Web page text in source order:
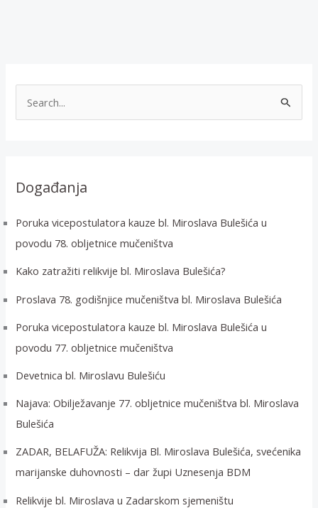
:Događanja
Poruka vicepostulatora kauze bl. Miroslava Bulešića u
povodu 78. obljetnice mučeništva
Kako zatražiti relikvije bl. Miroslava Bulešića?
Proslava 78. godišnjice mučeništva bl. Miroslava Bulešića
Poruka vicepostulatora kauze bl. Miroslava Bulešića u
povodu 77. obljetnice mučeništva
Devetnica bl. Miroslavu Bulešiću
Najava: Obilježavanje 77. obljetnice mučeništva bl. Miroslava
Bulešića
ZADAR, BELAFUŽA: Relikvija Bl. Miroslava Bulešića, svećenika
marijanske duhovnosti – dar župi Uznesenja BDM
Relikvije bl. Miroslava u Zadarskom sjemeništu